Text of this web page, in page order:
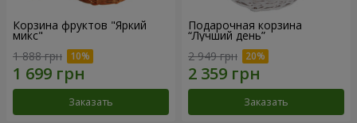
Корзина фруктов "Яркий
микс"
1 888 грн
Заказать
Подарочная корзина
“Лучший день”
2 949 грн
Заказать